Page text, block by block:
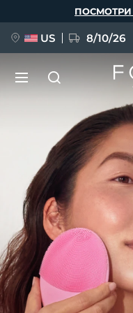
ПОСМОТРИ
US 8/10/26
НОВИНКА
FAQ™ Pure
BREAKING NEWS
issa™ Teeth
Язык
English
Français
Polski
Türkçe
简